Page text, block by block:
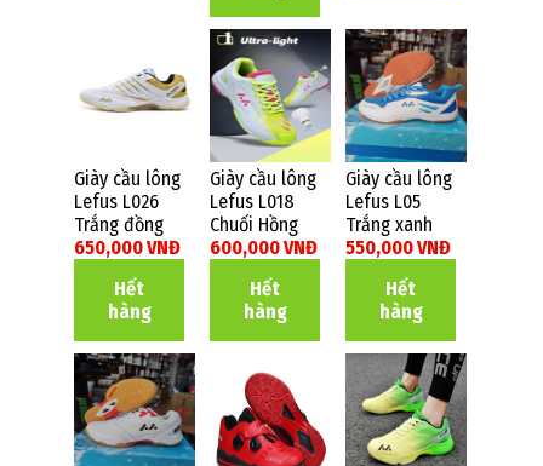
Giày cầu lông
Lefus L026
Trắng đồng
650,000 VNĐ
Hết
hàng
Giày cầu lông
Lefus L018
Chuối Hồng
600,000 VNĐ
Hết
hàng
Giày cầu lông
Lefus L05
Trắng xanh
550,000 VNĐ
Hết
hàng